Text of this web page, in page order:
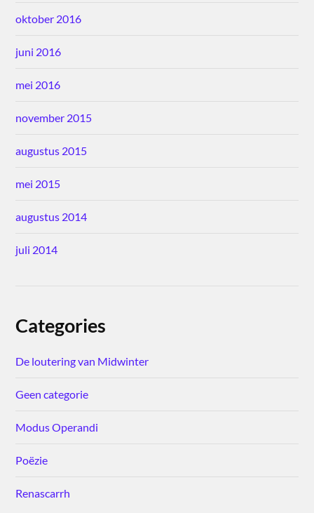
oktober 2016
juni 2016
mei 2016
november 2015
augustus 2015
mei 2015
augustus 2014
juli 2014
Categories
De loutering van Midwinter
Geen categorie
Modus Operandi
Poëzie
Renascarrh